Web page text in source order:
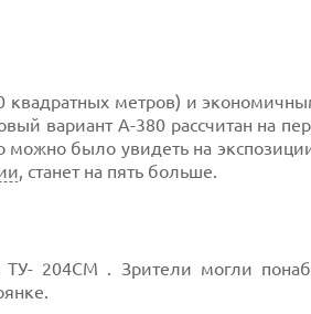
метров) и
вариант А-380 рассчитан на
было увидеть на
, станет на пять больше.
ТУ- 204СМ . Зрители могли